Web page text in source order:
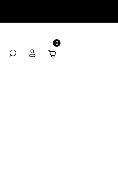
SUMÁ TU LOCAL
0